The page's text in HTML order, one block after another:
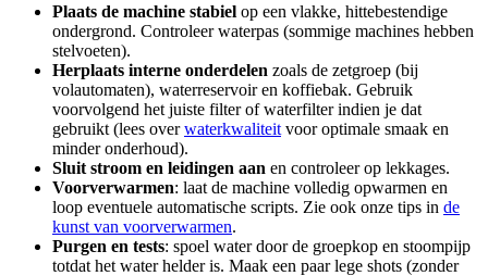
Plaats de machine stabiel op een vlakke, hittebestendige
ondergrond. Controleer waterpas (sommige machines hebben
stelvoeten).
Herplaats interne onderdelen zoals de zetgroep (bij
volautomaten), waterreservoir en koffiebak. Gebruik
voorvolgend het juiste filter of waterfilter indien je dat
gebruikt (lees overwaterkwaliteit voor optimale smaak en
minder onderhoud).
Sluit stroom en leidingen aan en controleer op lekkages.
Voorverwarmen: laat de machine volledig opwarmen en
loop eventuele automatische scripts. Zie ook onze tips in de
kunst van voorverwarmen.
Purgen en tests: spoel water door de groepkop en stoompijp
totdat het water helder is. Maak een paar lege shots (zonder